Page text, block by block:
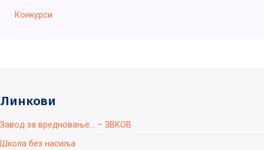
Конкурси
Линкови
Завод за вредновање... – ЗВКОВ
Школа без насиља